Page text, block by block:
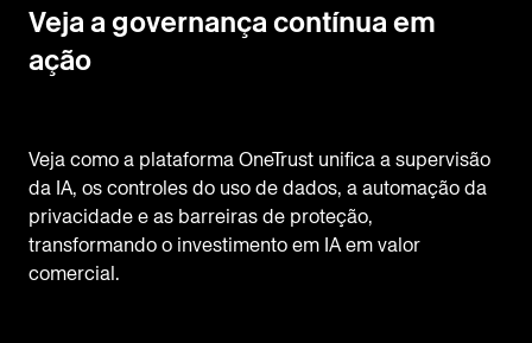
Veja a governança contínua em
ação
Veja como a plataforma OneTrust unifica a supervisão
da IA, os controles do uso de dados, a automação da
privacidade e as barreiras de proteção,
transformando o investimento em IA em valor
comercial.